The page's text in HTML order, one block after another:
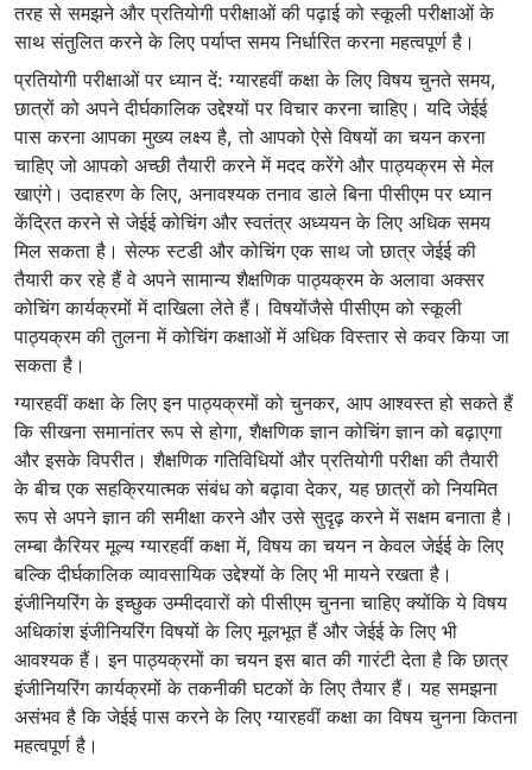
तरह से समझने और प्रतियोगी परीक्षाओं की पढ़ाई को स्कूली परीक्षाओं के
साथ संतुलित करने के लिए पर्याप्त समय निर्धारित करना महत्वपूर्ण है।
प्रतियोगी परीक्षाओं पर ध्यान दें: ग्यारहवीं कक्षा के लिए विषय चुनते समय,
छात्रों को अपने दीर्घकालिक उद्देश्यों पर विचार करना चाहिए। यदि जेईई
पास करना आपका मुख्य लक्ष्य है, तो आपको ऐसे विषयों का चयन करना
चाहिए जो आपको अच्छी तैयारी करने में मदद करेंगे और पाठ्यक्रम से मेल
खाएंगे। उदाहरण के लिए, अनावश्यक तनाव डाले बिना पीसीएम पर ध्यान
केंद्रित करने से जेईई कोचिंग और स्वतंत्र अध्ययन के लिए अधिक समय
मिल सकता है। सेल्फ स्टडी और कोचिंग एक साथ जो छात्र जेईई की
तैयारी कर रहे हैं वे अपने सामान्य शैक्षणिक पाठ्यक्रम के अलावा अक्सर
कोचिंग कार्यक्रमों में दाखिला लेते हैं। विषयोंजैसे पीसीएम को स्कूली
पाठ्यक्रम की तुलना में कोचिंग कक्षाओं में अधिक विस्तार से कवर किया जा
सकता है।
ग्यारहवीं कक्षा के लिए इन पाठ्यक्रमों को चुनकर, आप आश्वस्त हो सकते हैं
कि सीखना समानांतर रूप से होगा, शैक्षणिक ज्ञान कोचिंग ज्ञान को बढ़ाएगा
और इसके विपरीत। शैक्षणिक गतिविधियों और प्रतियोगी परीक्षा की तैयारी
के बीच एक सहक्रियात्मक संबंध को बढ़ावा देकर, यह छात्रों को नियमित
रूप से अपने ज्ञान की समीक्षा करने और उसे सुदृढ़ करने में सक्षम बनाता है।
लम्बा कैरियर मूल्य ग्यारहवीं कक्षा में, विषय का चयन न केवल जेईई के लिए
बल्कि दीर्घकालिक व्यावसायिक उद्देश्यों के लिए भी मायने रखता है।
इंजीनियरिंग के इच्छुक उम्मीदवारों को पीसीएम चुनना चाहिए क्योंकि ये विषय
अधिकांश इंजीनियरिंग विषयों के लिए मूलभूत हैं और जेईई के लिए भी
आवश्यक हैं। इन पाठ्यक्रमों का चयन इस बात की गारंटी देता है कि छात्र
इंजीनियरिंग कार्यक्रमों के तकनीकी घटकों के लिए तैयार हैं। यह समझना
असंभव है कि जेईई पास करने के लिए ग्यारहवीं कक्षा का विषय चुनना कितना
महत्वपूर्ण है।